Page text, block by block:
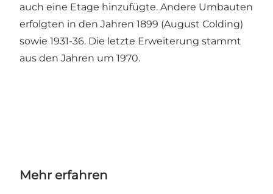
auch eine Etage hinzufügte. Andere Umbauten
erfolgten in den Jahren 1899 (August Colding)
sowie 1931-36. Die letzte Erweiterung stammt
aus den Jahren um 1970.
Mehr erfahren